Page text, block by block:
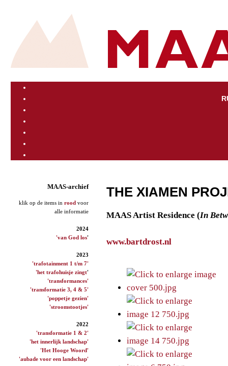
MAAS-archief
klik op de items in rood voor
alle informatie
2024
'van God los'
2023
'trafotainment 1 t/m 7'
'het trafohuisje zingt'
'transformances'
'transformatie 3, 4 & 5'
'poppetje gezien'
'stroomstootjes'
2022
'transformatie 1 & 2'
'het innerlijk landschap'
'Het Hooge Woord'
'aubade voor een landschap'
THE XIAMEN
MAAS Artist Residence (In
www.bartdrost.nl